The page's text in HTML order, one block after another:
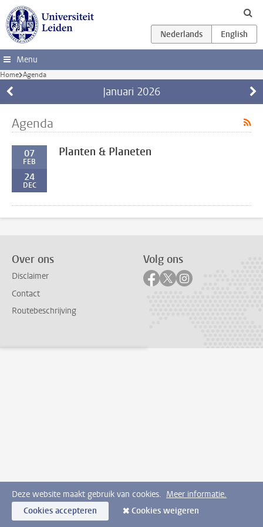
Ga direct naar de inhoud
Menu
Home Agenda
Januari 2026
Agenda
07
FEB
24
DEC
Planten & Planeten
Over ons
Disclaimer
Contact
Routebeschrijving
Volg ons
Volg ons op facebook
Volg ons op twitter
Volg ons op
Deze website maakt gebruik van cookies. Meer informatie.
Cookies accepteren
Cookies weigeren